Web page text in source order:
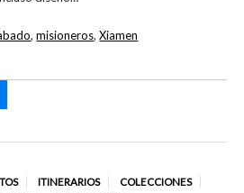
,misioneros,Xiamen
ITINERARIOS
COLECCIONES